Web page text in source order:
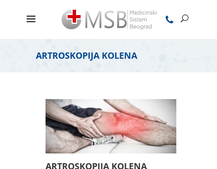
ARTROSKOPIJA KOLENA
ARTROSKOPIJA KOLENA